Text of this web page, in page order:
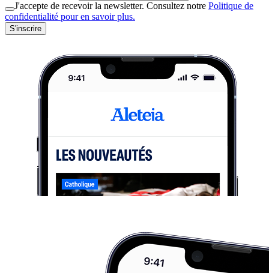
J'accepte de recevoir la newsletter. Consultez notre Politique de
confidentialité pour en savoir plus.
S'inscrire